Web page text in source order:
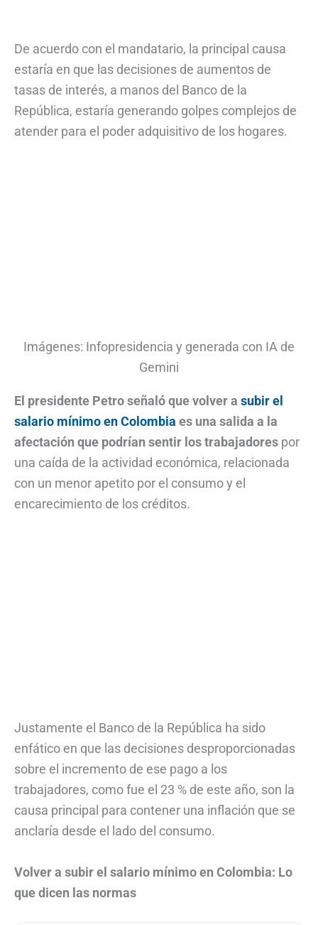
De acuerdo con el mandatario, la principal causa
estaría en que las decisiones de aumentos de
tasas de interés, a manos del Banco de la
República, estaría generando golpes complejos de
atender para el poder adquisitivo de los hogares.
Imágenes: Infopresidencia y generada con IA de
Gemini
El presidente Petro señaló que volver a subir el
salario mínimo en Colombia es una salida a la
afectación que podrían sentir los trabajadores por
una caída de la actividad económica, relacionada
con un menor apetito por el consumo y el
encarecimiento de los créditos.
Justamente el Banco de la República ha sido
enfático en que las decisiones desproporcionadas
sobre el incremento de ese pago a los
trabajadores, como fue el 23 % de este año, son la
causa principal para contener una inflación que se
anclaría desde el lado del consumo.
Volver a subir el salario mínimo en Colombia: Lo
que dicen las normas